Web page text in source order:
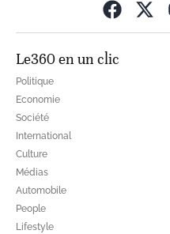
Le360 en un clic
Politique
Economie
Société
International
Culture
Médias
Automobile
People
Lifestyle